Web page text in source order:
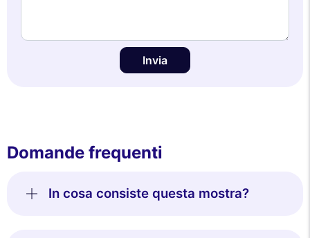
Invia
Domande frequenti
In cosa consiste questa mostra?